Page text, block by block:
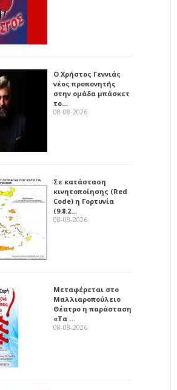
Ο Χρήστος Γεννιάς
νέος προπονητής
στην ομάδα μπάσκετ
το…
08-08-2026
Σε κατάσταση
κινητοποίησης (Red
Code) η Γορτυνία
(9.8.2…
08-08-2026
Μεταφέρεται στο
Μαλλιαροπούλειο
Θέατρο η παράσταση
«Τα …
08-08-2026